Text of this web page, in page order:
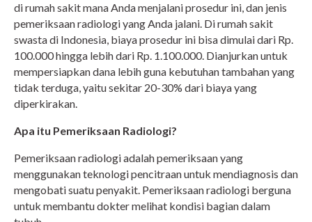
di rumah sakit mana Anda menjalani prosedur ini, dan jenis
pemeriksaan radiologi yang Anda jalani. Di rumah sakit
swasta di Indonesia, biaya prosedur ini bisa dimulai dari Rp.
100.000 hingga lebih dari Rp. 1.100.000. Dianjurkan untuk
mempersiapkan dana lebih guna kebutuhan tambahan yang
tidak terduga, yaitu sekitar 20-30% dari biaya yang
diperkirakan.
Apa itu Pemeriksaan Radiologi?
Pemeriksaan radiologi adalah pemeriksaan yang
menggunakan teknologi pencitraan untuk mendiagnosis dan
mengobati suatu penyakit. Pemeriksaan radiologi berguna
untuk membantu dokter melihat kondisi bagian dalam